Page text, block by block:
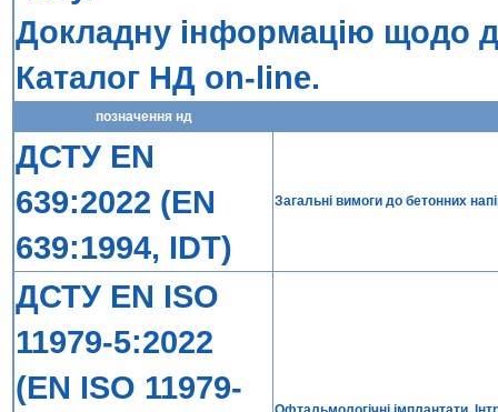
Докладну інформацію щодо
Каталог НД on-line.
позначення нд
ДСТУ EN
639:2022 (EN
639:1994, IDT)
Загальні вимоги до бетонних
ДСТУ EN ISO
11979-5:2022
(EN ISO 11979-